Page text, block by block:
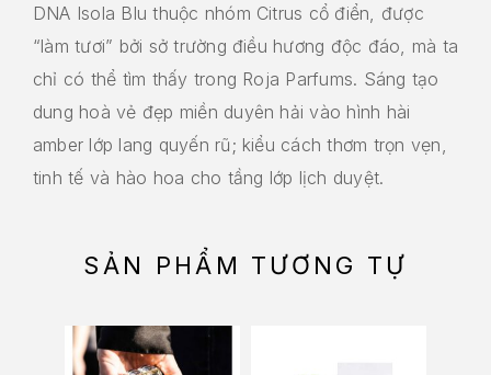
DNA Isola Blu thuộc nhóm Citrus cổ điển, được
“làm tươi” bởi sở trường điều hương độc đáo, mà ta
chỉ có thể tìm thấy trong Roja Parfums. Sáng tạo
dung hoà vẻ đẹp miền duyên hải vào hình hài
amber lớp lang quyến rũ; kiểu cách thơm trọn vẹn,
tinh tế và hào hoa cho tầng lớp lịch duyệt.
SẢN PHẨM TƯƠNG TỰ